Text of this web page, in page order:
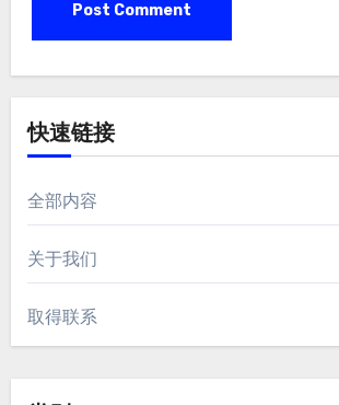
快速链接
全部内容
关于我们
取得联系